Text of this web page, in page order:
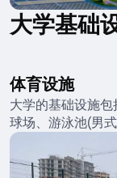
大学基础
体育设施
大学的基础设施
球场、游泳池(男式